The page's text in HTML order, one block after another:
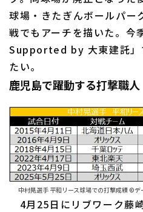
球場・きたぎんボールパー
戦でもアーチを描いた。今
Supported by 大東建託」
たい。
鹿児島で躍動する打撃職人
中村晃選手 平和リース球場での打撃成績 ©デ
4月25日にリブワーク藤